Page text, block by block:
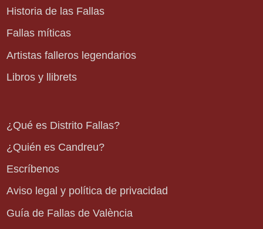
Historia de las Fallas
Fallas míticas
Artistas falleros legendarios
Libros y llibrets
¿Qué es Distrito Fallas?
¿Quién es Candreu?
Escríbenos
Aviso legal y política de privacidad
Guía de Fallas de València